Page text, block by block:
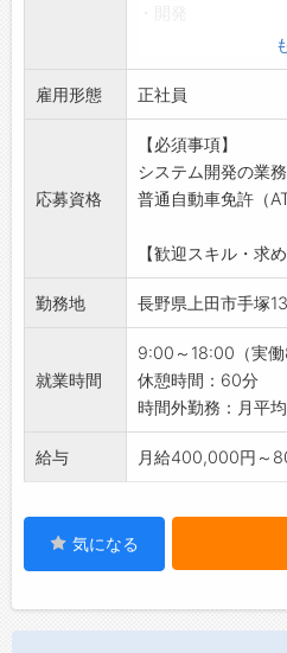
現在進行中のプロ
登録をして誰でも
発を担当していただ
ヤフオクのような
・運営
現在出来ている配
ポー）の運営。
スキルがある方は
当していただきま
【おすすめポイント
雇用形態 正社員
応募資格
【必須事項】
システム開発の業
普通自動車免許（
【歓迎スキル・求
勤務地 長野県上田市手塚
就業時間
9:00～18:00（実働
休憩時間：60分
時間外勤務：月平
給与 月給400,000円～
気になる